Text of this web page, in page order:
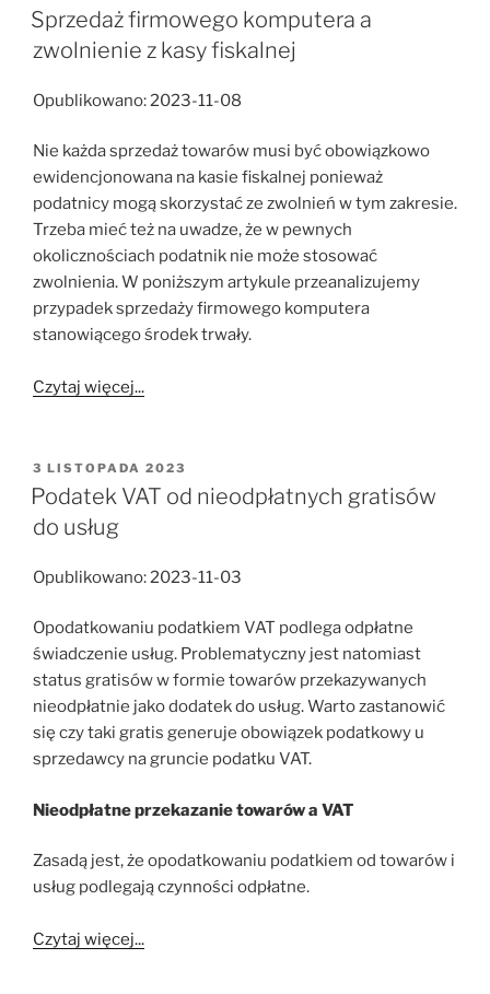
W
Sprzedaż firmowego komputera a
zwolnienie z kasy fiskalnej
Opublikowano: 2023-11-08
Nie każda sprzedaż towarów musi być obowiązkowo
ewidencjonowana na kasie fiskalnej ponieważ
podatnicy mogą skorzystać ze zwolnień w tym zakresie.
Trzeba mieć też na uwadze, że w pewnych
okolicznościach podatnik nie może stosować
zwolnienia. W poniższym artykule przeanalizujemy
przypadek sprzedaży firmowego komputera
stanowiącego środek trwały.
Czytaj więcej...
OPUBLIKOWANE
W
3 LISTOPADA 2023
Podatek VAT od nieodpłatnych gratisów
do usług
Opublikowano: 2023-11-03
Opodatkowaniu podatkiem VAT podlega odpłatne
świadczenie usług. Problematyczny jest natomiast
status gratisów w formie towarów przekazywanych
nieodpłatnie jako dodatek do usług. Warto zastanowić
się czy taki gratis generuje obowiązek podatkowy u
sprzedawcy na gruncie podatku VAT.
Nieodpłatne przekazanie towarów a VAT
Zasadą jest, że opodatkowaniu podatkiem od towarów i
usług podlegają czynności odpłatne.
Czytaj więcej...